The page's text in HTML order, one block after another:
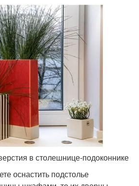
в столешнице-подоконнике
оснастить подстолье